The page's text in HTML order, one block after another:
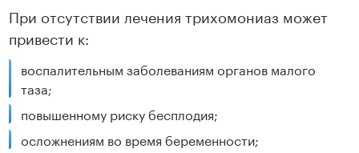
Подробнее Подробнее
При отсутствии лечения трихомониаз может
привести к:
воспалительным заболеваниям органов малого
таза;
повышенному риску бесплодия;
осложнениям во время беременности;